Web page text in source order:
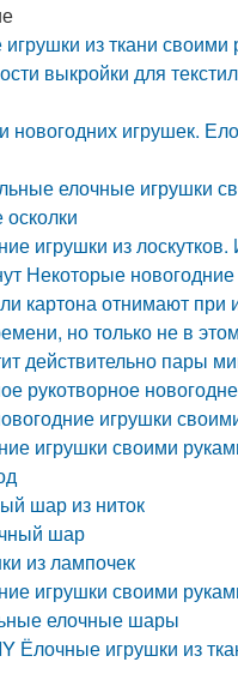
из ткани своими
выкройки для
новогодних игрушек.
елочные игрушки
игрушки из лоскутков.
Некоторые
картона отнимают при
но только не в
действительно пары
рукотворное
игрушки
игрушки своими
шар из ниток
шар
из лампочек
игрушки своими
елочные шары
Ёлочные игрушки из